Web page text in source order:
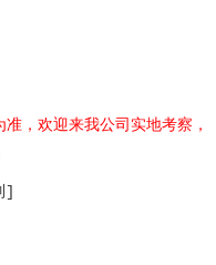
，欢迎来我公司实地考察，
]